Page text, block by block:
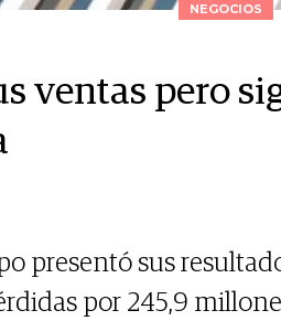
NEGOCIOS
ventas pero
presentó sus
por 245,9